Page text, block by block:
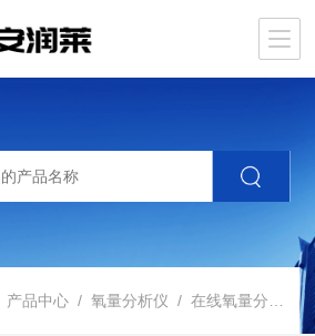
产品中心 /氧量分析仪 /在线氧量分析仪 /